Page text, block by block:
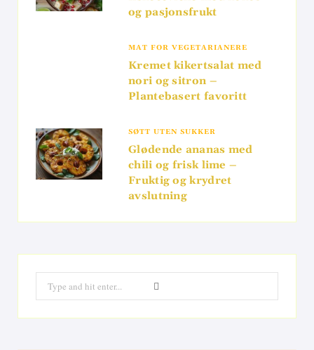
og pasjonsfrukt
MAT FOR VEGETARIANERE
Kremet kikertsalat med
nori og sitron –
Plantebasert favoritt
SØTT UTEN SUKKER
Glødende ananas med
chili og frisk lime –
Fruktig og krydret
avslutning
for: